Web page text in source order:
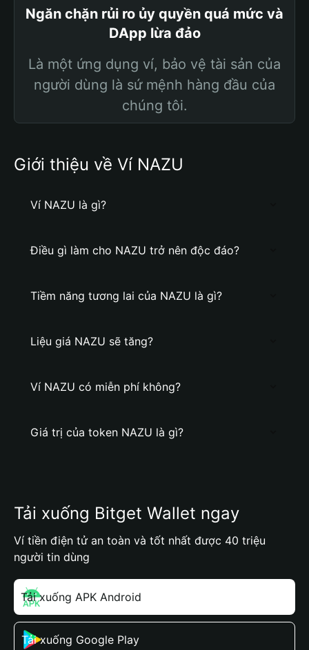
Ngăn chặn rủi ro ủy quyền quá mức và
DApp lừa đảo
Là một ứng dụng ví, bảo vệ tài sản của
người dùng là sứ mệnh hàng đầu của
chúng tôi.
Giới thiệu về Ví NAZU
Ví NAZU là gì?
Điều gì làm cho NAZU trở nên độc đáo?
Tiềm năng tương lai của NAZU là gì?
Liệu giá NAZU sẽ tăng?
Ví NAZU có miễn phí không?
Giá trị của token NAZU là gì?
Tải xuống Bitget Wallet ngay
Ví tiền điện tử an toàn và tốt nhất được 40 triệu
người tin dùng
Tải xuống APK Android
Tải xuống Google Play